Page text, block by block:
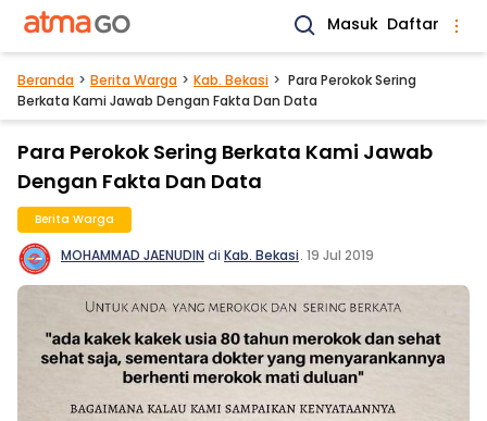
Masuk Daftar
Beranda Berita Warga Kab. Bekasi
Para Perokok Sering
Berkata Kami Jawab Dengan Fakta Dan Data
Para Perokok Sering Berkata Kami Jawab
Dengan Fakta Dan Data
Berita Warga
MOHAMMAD JAENUDIN di Kab. Bekasi. 19 Jul 2019